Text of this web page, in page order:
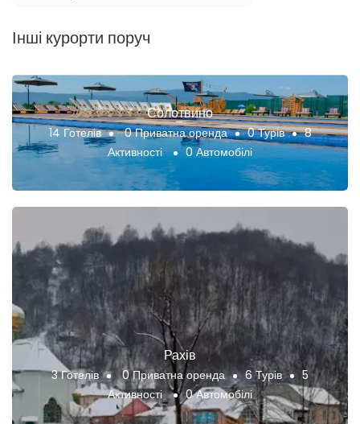
Інші курорти поруч
Солотвино
14 Готелів 0 Приватна оренда 0 Турів
8
Активності
0 Автомобілі
Рахів
3 Готелів 0 Приватна оренда 6 Турів
5
Активності
0 Автомобілі